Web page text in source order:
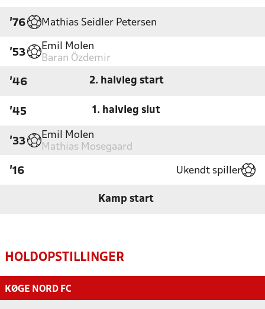
'76 Mathias Seidler Petersen
'53
Emil Molen
Baran Özdemir
'46 2. halvleg start
'45 1. halvleg slut
'33
Emil Molen
Mathias Mosegaard
'16 Ukendt spiller
Kamp start
HOLDOPSTILLINGER
KØGE NORD FC